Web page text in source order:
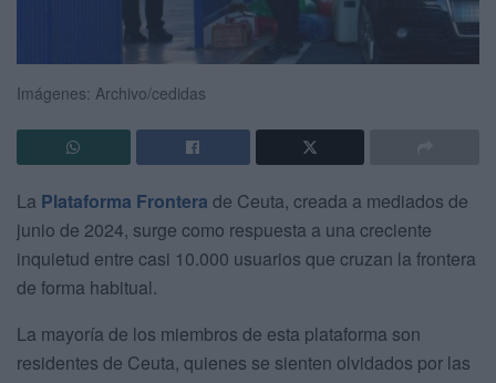
Imágenes: Archivo/cedidas
La Plataforma Frontera de Ceuta, creada a mediados de
junio de 2024, surge como respuesta a una creciente
inquietud entre casi 10.000 usuarios que cruzan la frontera
de forma habitual.
La mayoría de los miembros de esta plataforma son
residentes de Ceuta, quienes se sienten olvidados por las